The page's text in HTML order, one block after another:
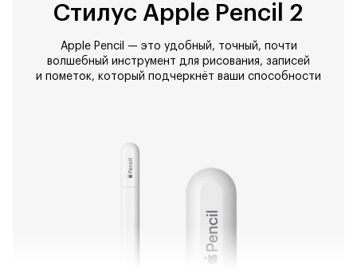
Стилус Apple Pencil 2
Apple Pencil — это удобный, точный, почти
волшебный инструмент для рисования, записей
и пометок, который подчеркнёт ваши способности